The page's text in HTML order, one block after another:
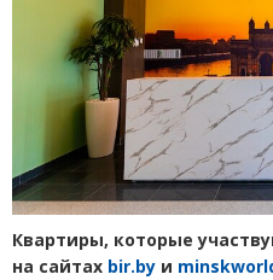
Квартиры, которые
на сайтах bir.by и